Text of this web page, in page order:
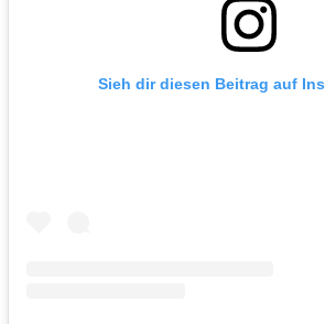
Sieh dir diesen Beitrag auf